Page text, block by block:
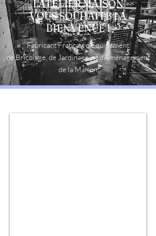
L'ATELIER MAISON
VOUS SOUHAITE LA
BIENVENUE !
Fabricant Français d'Equipement
de Bricolage, de Jardinage, et d'Aménagement
de la Maison